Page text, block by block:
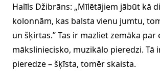
Halīls Džibrāns: „Mīlētājiem jābūt kā
kolonnām, kas balsta vienu jumtu,
un šķirtas.” Tas ir mazliet zemāka par
māksliniecisko, muzikālo pieredzi. Tā
pieredze – šķīsta, tomēr skaista.